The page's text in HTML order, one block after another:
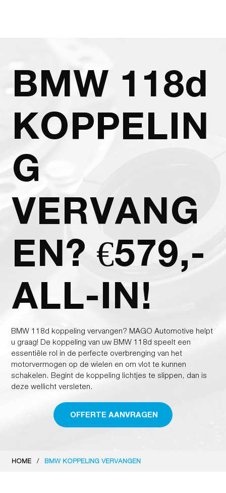
BMW 118d
KOPPELIN
G
VERVANG
EN? €579,-
ALL-IN!
BMW 118d koppeling vervangen? MAGO Automotive helpt
u graag! De koppeling van uw BMW 118d speelt een
essentiële rol in de perfecte overbrenging van het
motorvermogen op de wielen en om vlot te kunnen
schakelen. Begint de koppeling lichtjes te slippen, dan is
deze wellicht versleten.
OFFERTE AANVRAGEN
HOME / BMW KOPPELING VERVANGEN